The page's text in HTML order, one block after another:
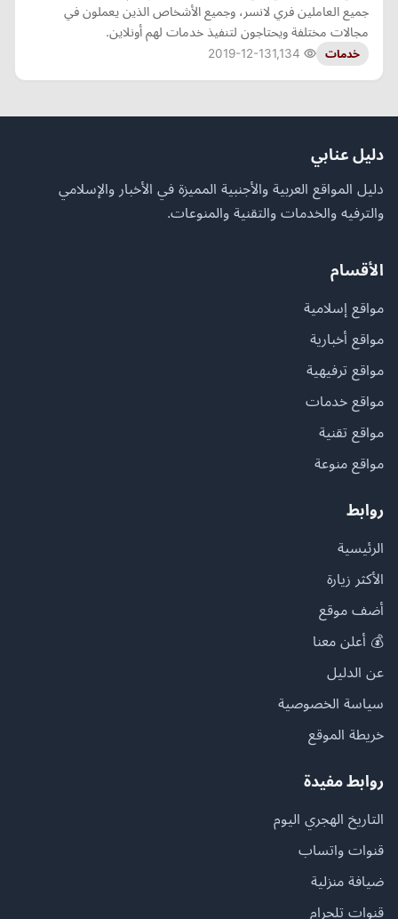
جميع العاملين فري لانسر، وجميع الأشخاص الذين يعملون في
مجالات مختلفة ويحتاجون لتنفيذ خدمات لهم أونلاين.
خدمات 2019-12-13
دليل عنابي
دليل المواقع العربية والأجنبية المميزة في الأخبار والإسلامي
والترفيه والخدمات والتقنية والمنوعات.
الأقسام
مواقع إسلامية
مواقع أخبارية
مواقع ترفيهية
مواقع خدمات
مواقع تقنية
مواقع منوعة
روابط
الرئيسية
الأكثر زيارة
أضف موقع
💰 أعلن معنا
عن الدليل
سياسة الخصوصية
خريطة الموقع
روابط مفيدة
التاريخ الهجري اليوم
قنوات واتساب
ضيافة منزلية
قنوات تلجرام